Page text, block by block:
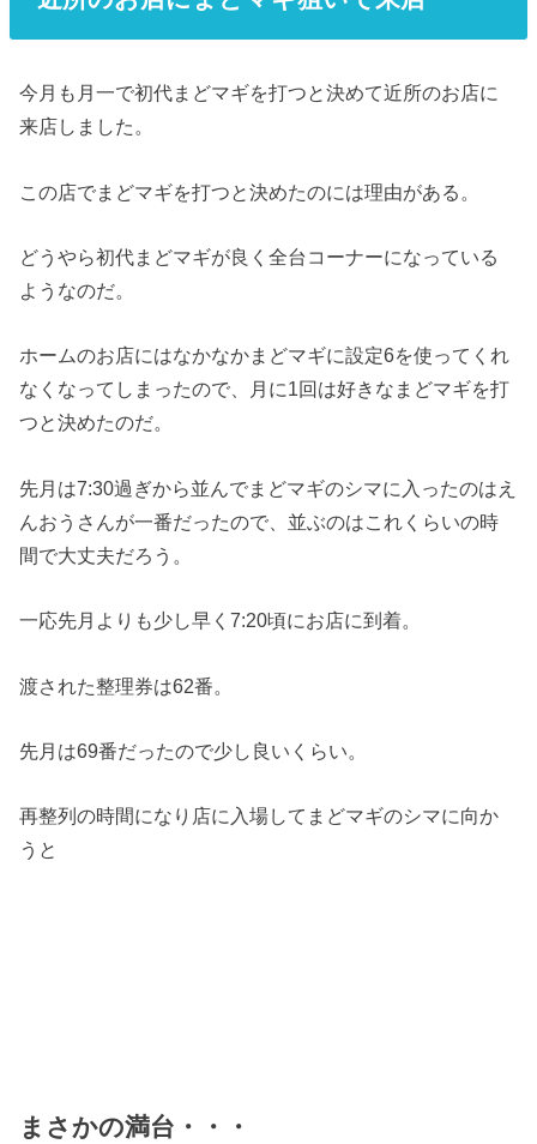
今月も月一で初代まどマギを打つと決めて近所のお店に
来店しました。
この店でまどマギを打つと決めたのには理由がある。
どうやら初代まどマギが良く全台コーナーになっている
ようなのだ。
ホームのお店にはなかなかまどマギに設定6を使ってくれ
なくなってしまったので、月に1回は好きなまどマギを打
つと決めたのだ。
先月は7:30過ぎから並んでまどマギのシマに入ったのはえ
んおうさんが一番だったので、並ぶのはこれくらいの時
間で大丈夫だろう。
一応先月よりも少し早く7:20頃にお店に到着。
渡された整理券は62番。
先月は69番だったので少し良いくらい。
再整列の時間になり店に入場してまどマギのシマに向か
うと
まさかの満台・・・